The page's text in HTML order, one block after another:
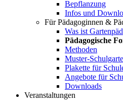
Bepflanzung
Infos und
Für Pädagoginnen &
Was ist
Pädagogische
Methoden
Muster-
Plakette für
Angebote für
Downloads
Veranstaltungen